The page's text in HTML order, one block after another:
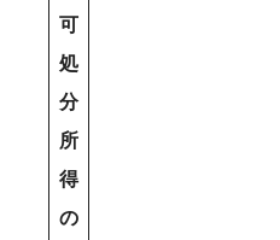
可
処
分
所
得
の